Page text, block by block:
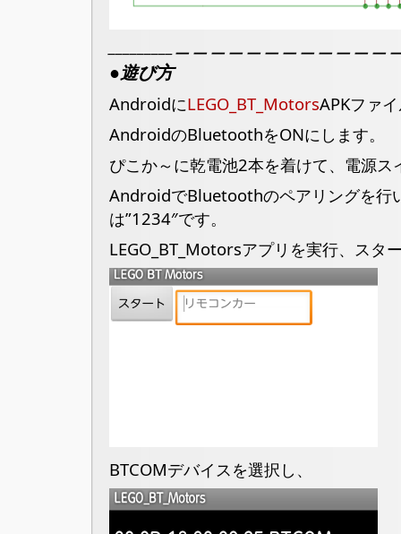
●遊び方
AndroidにLEGO_BT_MotorsAPKファ
AndroidのBluetoothをONにします。
ぴこか～に乾電池2本を着けて、電源ス
AndroidでBluetoothのペアリングを行
は”1234″です。
LEGO_BT_Motorsアプリを実行、スタ
BTCOMデバイスを選択し、